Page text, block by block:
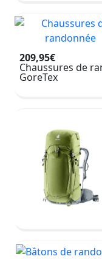
209,95€
Chaussures de
GoreTex